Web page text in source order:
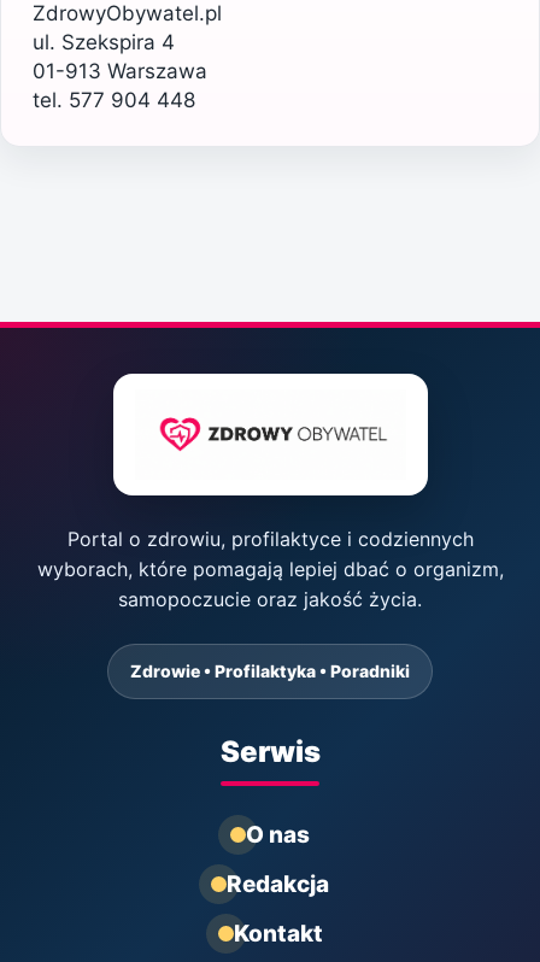
ZdrowyObywatel.pl
ul. Szekspira 4
01-913 Warszawa
tel. 577 904 448
Portal o zdrowiu, profilaktyce i codziennych
wyborach, które pomagają lepiej dbać o organizm,
samopoczucie oraz jakość życia.
Zdrowie • Profilaktyka • Poradniki
Serwis
O nas
Redakcja
Kontakt